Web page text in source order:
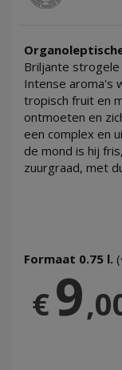
Briljante
Intense aroma's
tropisch fruit en
ontmoeten en
een complex en
de mond is hij
zuurgraad, met
Formaat 0.75 l.
€9